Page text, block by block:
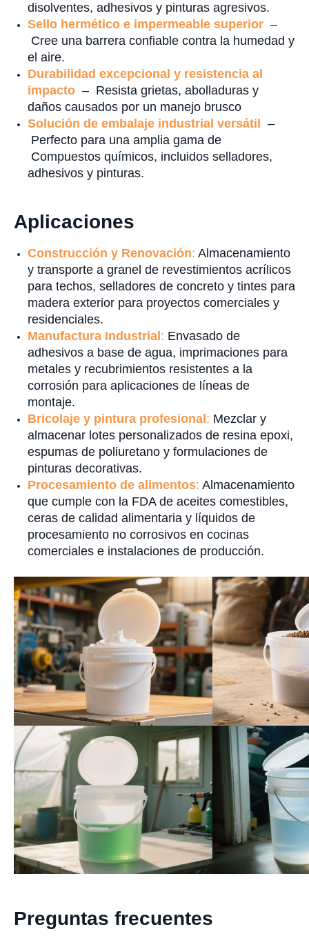
disolventes, adhesivos y pinturas agresivos.
Sello hermético e impermeable superior –
Cree una barrera confiable contra la humedad y
el aire.
Durabilidad excepcional y resistencia al
impacto – Resista grietas, abolladuras y
daños causados por un manejo brusco
Solución de embalaje industrial versátil
–
Perfecto para una amplia gama de
Compuestos químicos, incluidos selladores,
adhesivos y pinturas.
Aplicaciones
Construcción y Renovación: Almacenamiento
y transporte a granel de revestimientos acrílicos
para techos, selladores de concreto y tintes para
madera exterior para proyectos comerciales y
residenciales.
Manufactura Industrial : Envasado de
adhesivos a base de agua, imprimaciones para
metales y recubrimientos resistentes a la
corrosión para aplicaciones de líneas de
montaje.
Bricolaje y pintura profesional : Mezclar y
almacenar lotes personalizados de resina epoxi,
espumas de poliuretano y formulaciones de
pinturas decorativas.
Procesamiento de alimentos: Almacenamiento
que cumple con la FDA de aceites comestibles,
ceras de calidad alimentaria y líquidos de
procesamiento no corrosivos en cocinas
comerciales e instalaciones de producción.
Preguntas frecuentes